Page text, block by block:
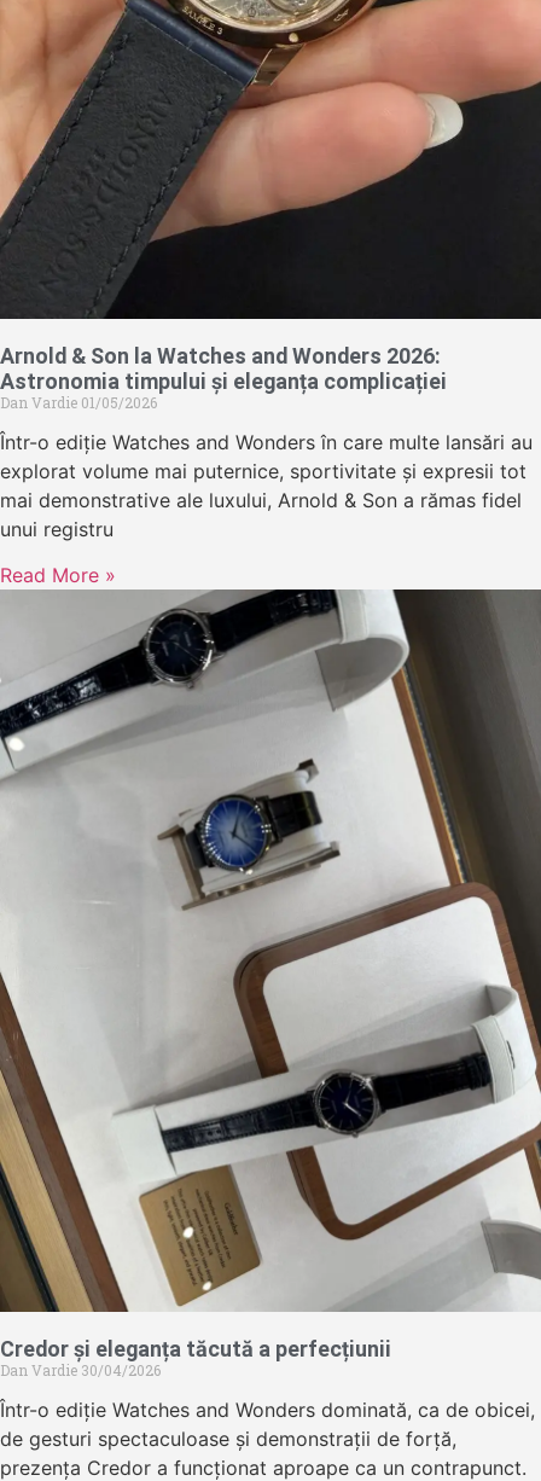
Arnold & Son la Watches and Wonders 2026:
Astronomia timpului și eleganța complicației
Dan Vardie 01/05/2026
Într-o ediție Watches and Wonders în care multe lansări au
explorat volume mai puternice, sportivitate și expresii tot
mai demonstrative ale luxului, Arnold & Son a rămas fidel
unui registru
Read More »
Credor și eleganța tăcută a perfecțiunii
Dan Vardie 30/04/2026
Într-o ediție Watches and Wonders dominată, ca de obicei,
de gesturi spectaculoase și demonstrații de forță,
prezența Credor a funcționat aproape ca un contrapunct.